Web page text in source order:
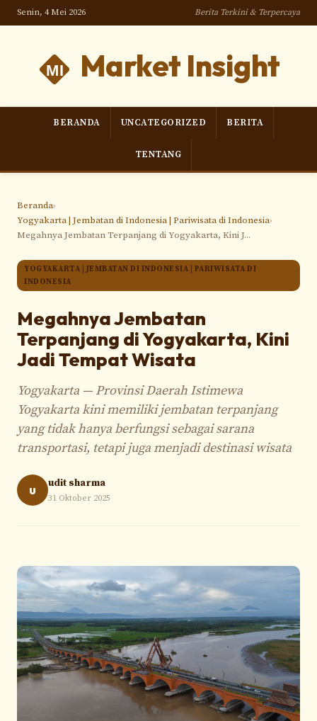
Senin, 4 Mei 2026 Berita Terkini & Terpercaya
Market Insight
BERANDA UNCATEGORIZED BERITA
TENTANG
Beranda›
Yogyakarta | Jembatan di Indonesia | Pariwisata di Indonesia›
Megahnya Jembatan Terpanjang di Yogyakarta, Kini J...
YOGYAKARTA | JEMBATAN DI INDONESIA | PARIWISATA DI
INDONESIA
Megahnya Jembatan
Terpanjang di Yogyakarta, Kini
Jadi Tempat Wisata
Yogyakarta — Provinsi Daerah Istimewa
Yogyakarta kini memiliki jembatan terpanjang
yang tidak hanya berfungsi sebagai sarana
transportasi, tetapi juga menjadi destinasi wisata
u udit sharma
31 Oktober 2025